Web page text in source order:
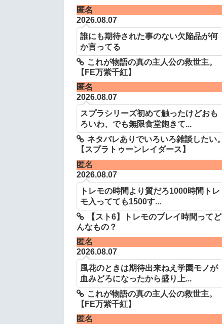
匿名
2026.08.07
誰にも期待された事のない欠陥品が何
か言ってる
これが物語の真の主人公の救世主。
【FE万紫千紅】
匿名
2026.08.07
スプラシリーズ初めて触ったけどおも
ろいわ、でも無限食堂飽きて...
ネタバレありでいろいろ雑談したい。
【スプラトゥーンレイダース】
匿名
2026.08.07
トレモの時間より質だろ1000時間トレ
モ入ってても1500す...
【スト6】トレモのプレイ時間ってど
んなもの？
匿名
2026.08.07
風花のときは期待出来ねえ学園モノが
血みどろになったから盛り上...
これが物語の真の主人公の救世主。
【FE万紫千紅】
匿名